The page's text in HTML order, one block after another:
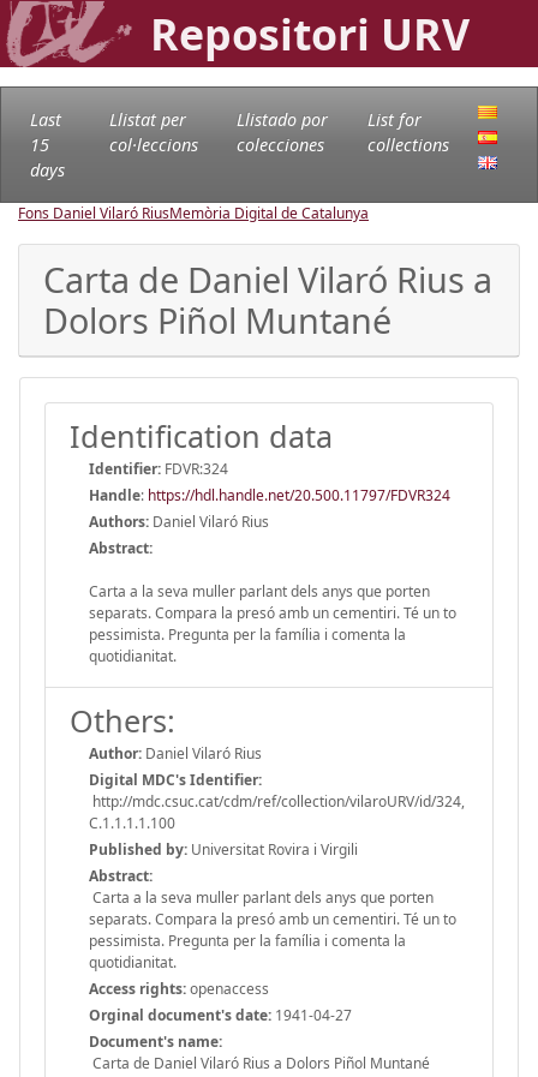
Repositori URV
Last
15
days
Llistat per
col·leccions
Llistado por
colecciones
List for
collections
Fons Daniel Vilaró RiusMemòria Digital de Catalunya
Carta de Daniel Vilaró Rius a
Dolors Piñol Muntané
Identification data
Identifier: FDVR:324
Handle: https://hdl.handle.net/20.500.11797/FDVR324
Authors: Daniel Vilaró Rius
Abstract:
Carta a la seva muller parlant dels anys que porten
separats. Compara la presó amb un cementiri. Té un to
pessimista. Pregunta per la família i comenta la
quotidianitat.
Others:
Author: Daniel Vilaró Rius
Digital MDC's Identifier:
http://mdc.csuc.cat/cdm/ref/collection/vilaroURV/id/324,
C.1.1.1.1.100
Published by: Universitat Rovira i Virgili
Abstract:
Carta a la seva muller parlant dels anys que porten
separats. Compara la presó amb un cementiri. Té un to
pessimista. Pregunta per la família i comenta la
quotidianitat.
Access rights:openaccess
Orginal document's date: 1941-04-27
Document's name:
Carta de Daniel Vilaró Rius a Dolors Piñol Muntané